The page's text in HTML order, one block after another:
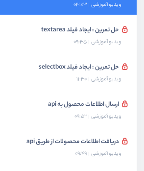
ویدیو آموزشی 03:03
حل تمرین : ایجاد فیلد textarea
ویدیو آموزشی 09:35
حل تمرین : ایجاد فیلد selectbox
ویدیو آموزشی 11:30
ارسال اطلاعات محصول به api
ویدیو آموزشی 09:52
دریافت اطلاعات محصولات از طریق api
ویدیو آموزشی 09:49